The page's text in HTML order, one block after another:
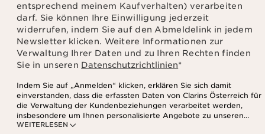
entsprechend meinem Kaufverhalten) verarbeiten
darf. Sie können Ihre Einwilligung jederzeit
widerrufen, indem Sie auf den Abmeldelink in jedem
Newsletter klicken. Weitere Informationen zur
Verwaltung Ihrer Daten und zu Ihren Rechten finden
Sie in unseren Datenschutzrichtlinien*
WEITERLESEN
Indem Sie auf „Anmelden“ klicken, erklären Sie sich damit
einverstanden, dass die erfassten Daten von Clarins Österreich für
die Verwaltung der Kundenbeziehungen verarbeitet werden,
insbesondere um Ihnen personalisierte Angebote zu unseren
Produkten und Dienstleistungen entsprechend Ihrem